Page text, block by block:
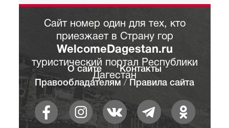
Сайт номер один для тех, кто
приезжает в Страну гор
WelcomeDagestan.ru
туристический портал Республики
Дагестан
О сайте
Контакты
Правообладателям / Правила сайта